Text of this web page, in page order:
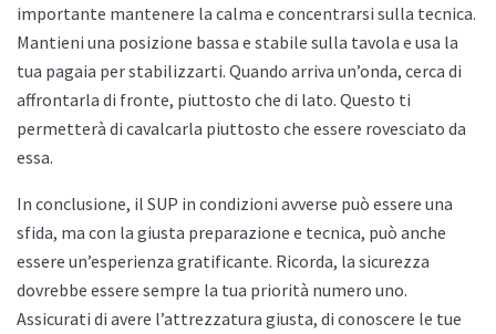
importante mantenere la calma e concentrarsi sulla tecnica.
Mantieni una posizione bassa e stabile sulla tavola e usa la
tua pagaia per stabilizzarti. Quando arriva un’onda, cerca di
affrontarla di fronte, piuttosto che di lato. Questo ti
permetterà di cavalcarla piuttosto che essere rovesciato da
essa.
In conclusione, il SUP in condizioni avverse può essere una
sfida, ma con la giusta preparazione e tecnica, può anche
essere un’esperienza gratificante. Ricorda, la sicurezza
dovrebbe essere sempre la tua priorità numero uno.
Assicurati di avere l’attrezzatura giusta, di conoscere le tue